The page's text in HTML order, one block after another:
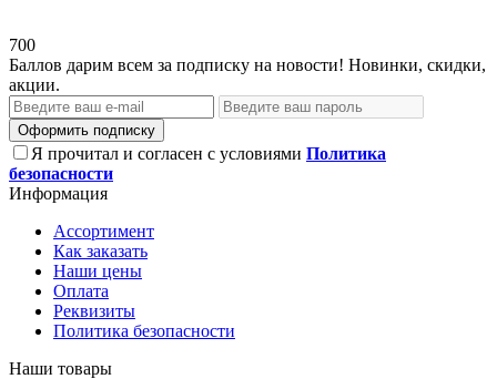
700
Баллов дарим всем за подписку на новости! Новинки, скидки,
акции.
Оформить подписку
Я прочитал и согласен с условиями Политика
безопасности
Информация
Ассортимент
Как заказать
Наши цены
Оплата
Реквизиты
Политика безопасности
Наши товары